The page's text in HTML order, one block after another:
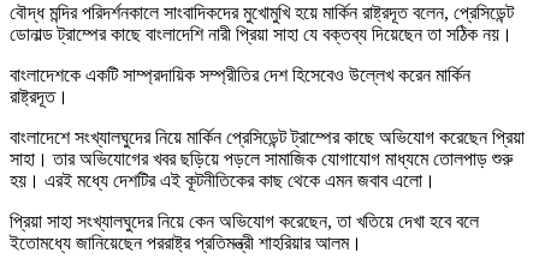
বৌদ্ধ মন্দির পরিদর্শনকালে সাংবাদিকদের মুখোমুখি হয়ে মার্কিন রাষ্ট্রদূত বলেন, প্রেসিডেন্ট
ডোনাল্ড ট্রাম্পের কাছে বাংলাদেশি নারী প্রিয়া সাহা যে বক্তব্য দিয়েছেন তা সঠিক নয়।
বাংলাদেশকে একটি সাম্প্রদায়িক সম্প্রীতির দেশ হিসেবেও উল্লেখ করেন মার্কিন
রাষ্ট্রদূত।
বাংলাদেশে সংখ্যালঘুদের নিয়ে মার্কিন প্রেসিডেন্ট ট্রাম্পের কাছে অভিযোগ করেছেন প্রিয়া
সাহা। তার অভিযোগের খবর ছড়িয়ে পড়লে সামাজিক যোগাযোগ মাধ্যমে তোলপাড় শুরু
হয়। এরই মধ্যে দেশটির এই কূটনীতিকের কাছ থেকে এমন জবাব এলো।
প্রিয়া সাহা সংখ্যালঘুদের নিয়ে কেন অভিযোগ করেছেন, তা খতিয়ে দেখা হবে বলে
ইতোমধ্যে জানিয়েছেন পররাষ্ট্র প্রতিমন্ত্রী শাহরিয়ার আলম।